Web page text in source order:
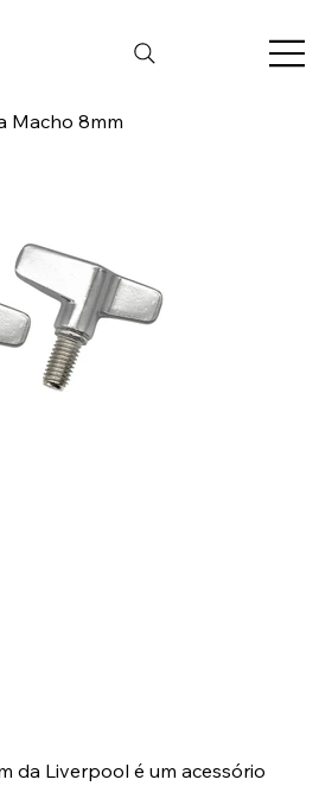
Macho 8mm
da Liverpool é um acessório